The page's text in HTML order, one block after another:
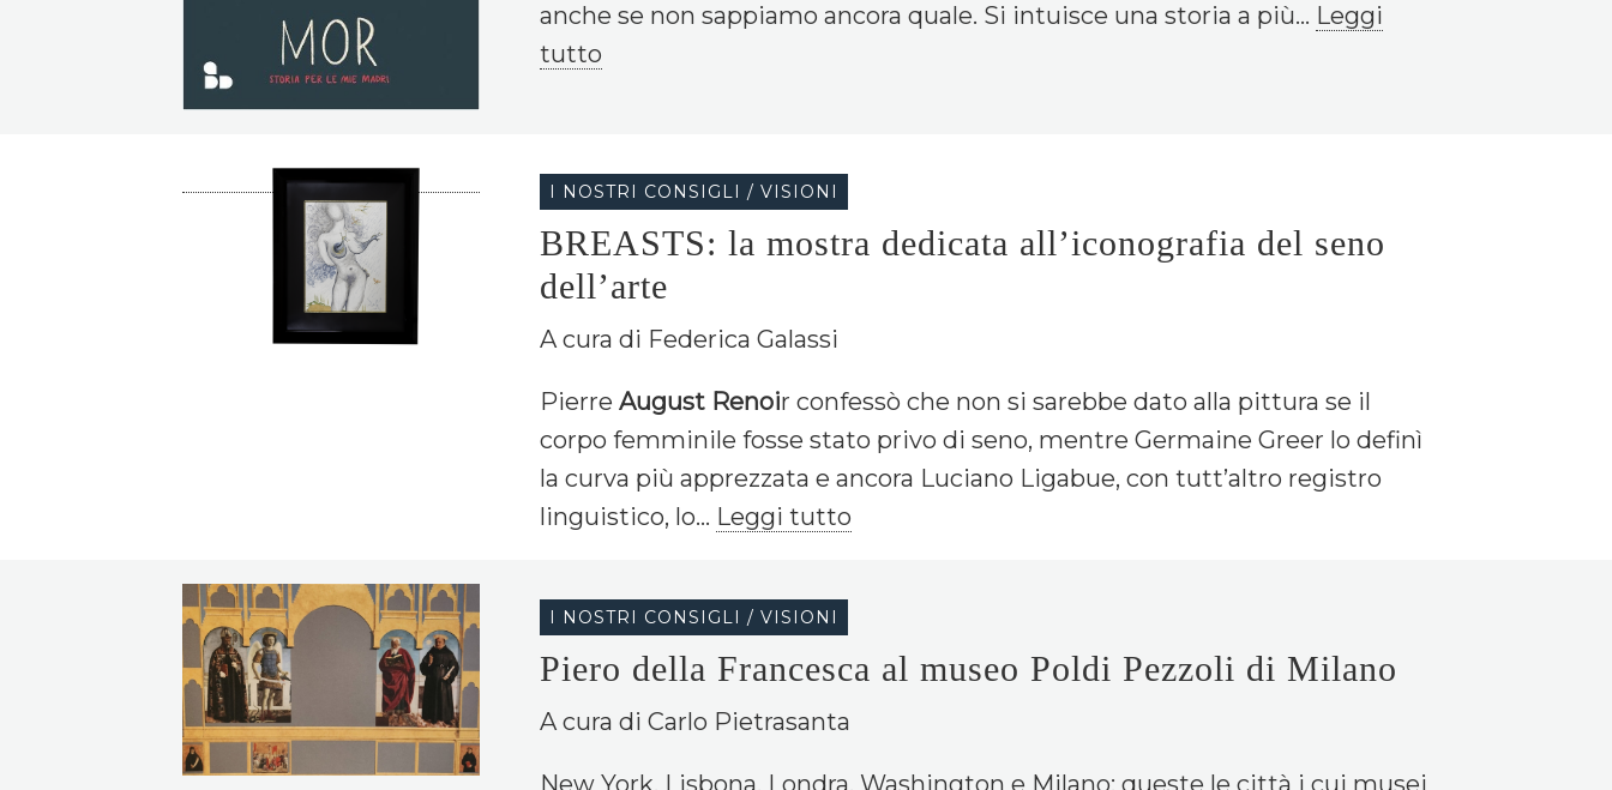
anche se non sappiamo ancora quale. Si intuisce una storia a più... Leggi
tutto
I NOSTRI CONSIGLI / VISIONI
BREASTS: la mostra dedicata all’iconografia del seno
dell’arte
A cura di Federica Galassi
Pierre August Renoir confessò che non si sarebbe dato alla pittura se il
corpo femminile fosse stato privo di seno, mentre Germaine Greer lo definì
la curva più apprezzata e ancora Luciano Ligabue, con tutt’altro registro
linguistico, lo... Leggi tutto
I NOSTRI CONSIGLI / VISIONI
Piero della Francesca al museo Poldi Pezzoli di Milano
A cura di Carlo Pietrasanta
New York, Lisbona, Londra, Washington e Milano: queste le città i cui musei